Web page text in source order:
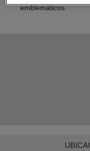
emblemáticos